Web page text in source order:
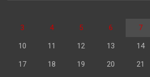
3 4 5 6 7
10 11 12 13 14
17 18 19 20 21